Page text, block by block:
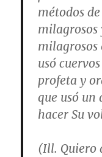
métodos
milagrosos
milagrosos
usó
profeta y
que usó un
hacer Su
(Ill. Quiero